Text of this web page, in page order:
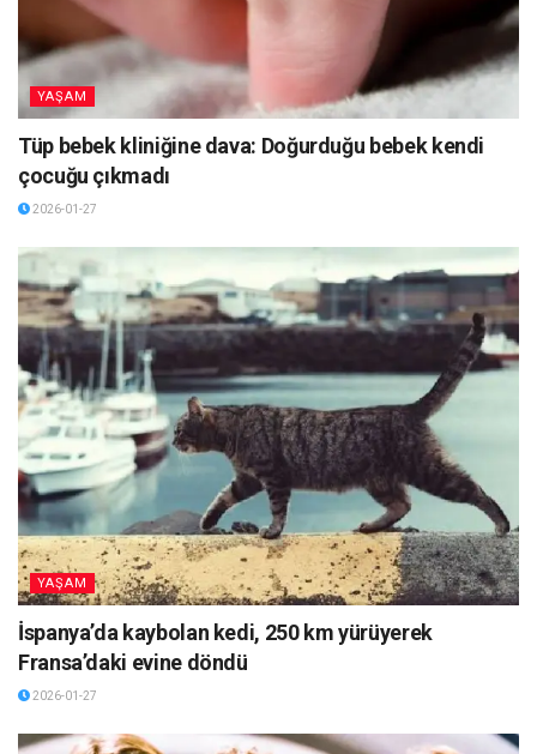
YAŞAM
Tüp bebek kliniğine dava: Doğurduğu bebek kendi
çocuğu çıkmadı
2026-01-27
YAŞAM
İspanya’da kaybolan kedi, 250 km yürüyerek
Fransa’daki evine döndü
2026-01-27